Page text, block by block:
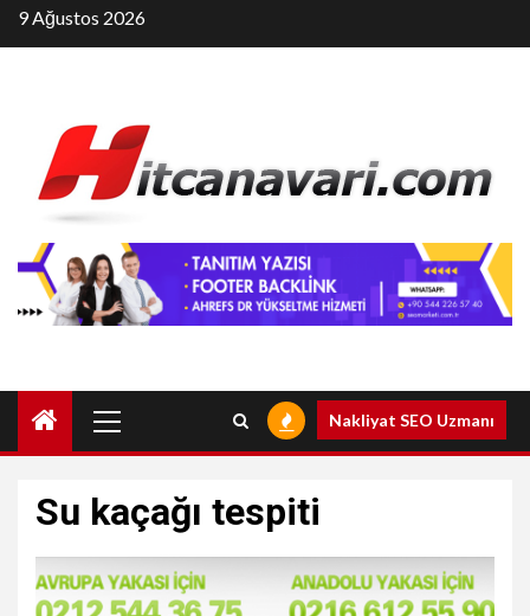
Skip
to
9 Ağustos 2026
Menu
Nakliyat SEO Uzmanı
Su kaçağı tespiti